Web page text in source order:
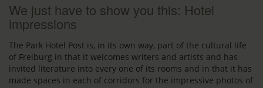
We just have to show you this: Hotel
impressions
The Park Hotel Post is, in its own way, part of the cultural life
of Freiburg in that it welcomes writers and artists and has
invited literature into every one of its rooms and in that it has
made spaces in each of corridors for the impressive photos of